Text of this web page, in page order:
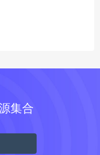
集合